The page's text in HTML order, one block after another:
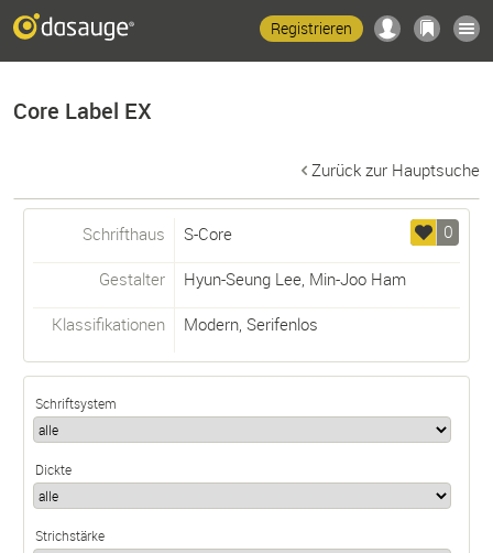
Registrieren
Core Label EX
Zurück zur Hauptsuche
0
Schrifthaus S-Core
Gestalter Hyun-Seung Lee, Min-Joo Ham
Klassifikationen Modern, Serifenlos
Schriftsystem
Dickte
Strichstärke